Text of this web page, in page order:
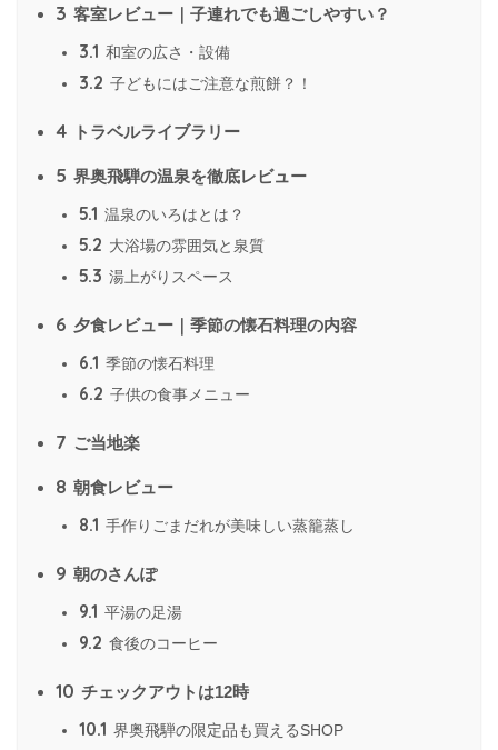
3 客室レビュー｜子連れでも過ごしやすい？
3.1 和室の広さ・設備
3.2 子どもにはご注意な煎餅？！
4 トラベルライブラリー
5 界奥飛騨の温泉を徹底レビュー
5.1 温泉のいろはとは？
5.2 大浴場の雰囲気と泉質
5.3 湯上がりスペース
6 夕食レビュー｜季節の懐石料理の内容
6.1 季節の懐石料理
6.2 子供の食事メニュー
7 ご当地楽
8 朝食レビュー
8.1 手作りごまだれが美味しい蒸籠蒸し
9 朝のさんぽ
9.1 平湯の足湯
9.2 食後のコーヒー
10 チェックアウトは12時
10.1 界奥飛騨の限定品も買えるSHOP